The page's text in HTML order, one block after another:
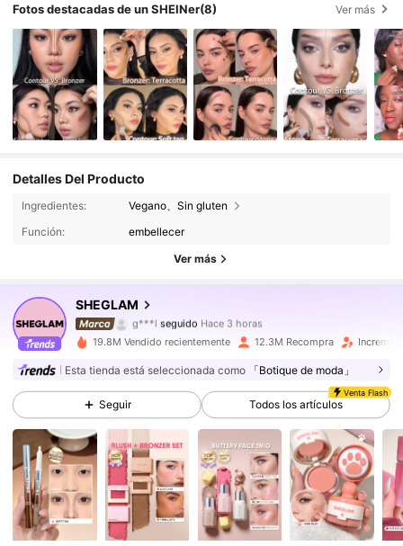
Fotos destacadas de un SHEINer(8) Ver más
Detalles Del Producto
Ingredientes:
Vegano、Sin gluten
Función:
embellecer
Ver más
SHEGLAM
4.94
4.94 4.7M Seguidores
4.94 4.7M Seguidores
4.94 4.7M Seguidores
4.7M Seguidores
4.94 4.7M Seguidores
4.94 4.7M Seguidores
19.8M Vendido recientemente 12.3M Recompra
Esta tienda está seleccionada como 「Botique de moda」
Seguir
Venta Flash
Todos los artículos